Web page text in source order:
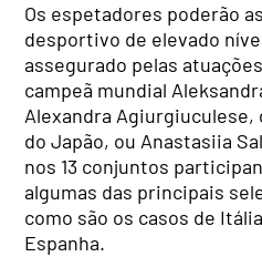
Os espetadores poderão
desportivo de elevado
assegurado pelas
campeã mundial
Alexandra Agiurgiuculese,
do Japão, ou Anastasiia
nos 13 conjuntos
algumas das principais
como são os casos de
Espanha.